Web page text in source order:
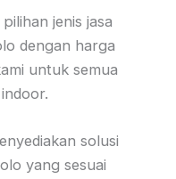
jenis jasa
dengan harga
untuk semua
solusi
yang sesuai